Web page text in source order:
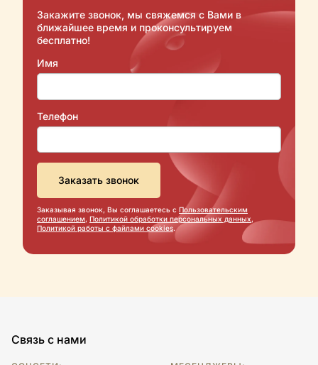
Закажите звонок, мы свяжемся с Вами в
ближайшее время и проконсультируем
бесплатно!
Имя
Телефон
Заказывая звонок, Вы соглашаетесь с Пользовательским
соглашением, Политикой обработки персональных данных,
Политикой работы с файлами cookies.
Связь с нами